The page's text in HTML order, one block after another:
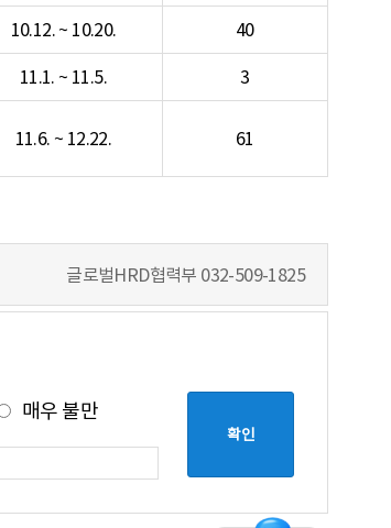
10.12. ~ 10.20. 40
11.1. ~ 11.5. 3
11.6. ~ 12.22. 61
글로벌HRD협력부 032-509-1825
매우 불만